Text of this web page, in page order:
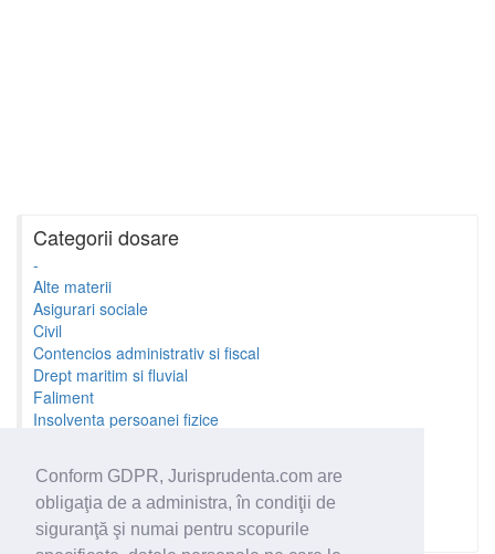
Conform GDPR, Jurisprudenta.com are
obligaţia de a administra, în condiţii de
siguranţă şi numai pentru scopurile
Categorii dosare
-
Alte materii
Asigurari sociale
Civil
Contencios administrativ si fiscal
Drept maritim si fluvial
Faliment
Insolventa persoanei fizice
Minori si familie
Penal
Proprietate Intelectuala